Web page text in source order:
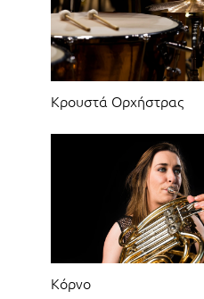
Κρουστά Ορχήστρας
Κόρνο